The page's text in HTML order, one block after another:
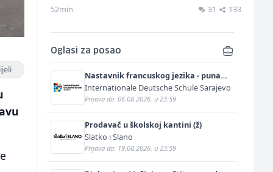
52min 31 133
Oglasi za posao
Nastavnik francuskog jezika - puna
nastavna norma (m/ž)
Internationale Deutsche Schule Sarajevo
Prijava do: 06.08.2026. u 23:59
Prodavač u školskoj kantini (ž)
Slatko i Slano
Prijava do: 19.08.2026. u 23:59